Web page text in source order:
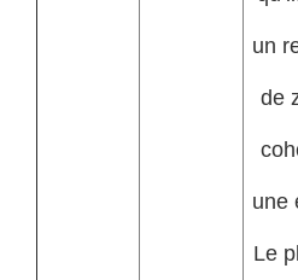
un
de
une
Le